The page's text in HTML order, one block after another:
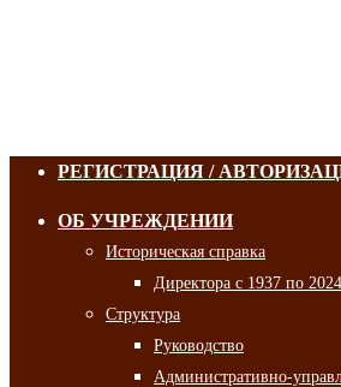
РЕГИСТРАЦИЯ /
ОБ УЧРЕЖДЕНИИ
Историческая справка
Директора с 1937 по
Структура
Руководство
Административно-